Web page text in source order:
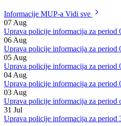
kao krivično djelo “Posjedovanje i
droga” iz člana 239. stav 3. KZ FBiH.
Informacije MUP-a
07Aug
Uprava policije informacija za period
06Aug
Uprava policije informacija za period
05Aug
Uprava policije informacija za period
04Aug
Uprava policije informacija za period
03Aug